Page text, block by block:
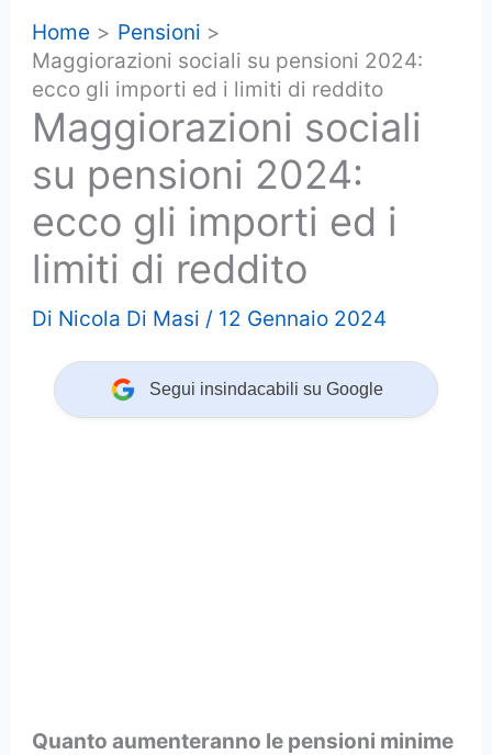
Home
Pensioni
Maggiorazioni sociali su pensioni 2024:
ecco gli importi ed i limiti di reddito
Maggiorazioni sociali
su pensioni 2024:
ecco gli importi ed i
limiti di reddito
Di Nicola Di Masi / 12 Gennaio 2024
Segui insindacabili su Google
Quanto aumenteranno le pensioni minime